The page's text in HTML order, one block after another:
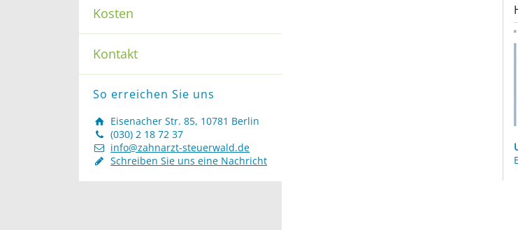
Kosten
Kontakt
So erreichen Sie uns
Eisenacher Str. 85, 10781 Berlin
(030) 2 18 72 37
info@zahnarzt-steuerwald.de
Schreiben Sie uns eine Nachricht